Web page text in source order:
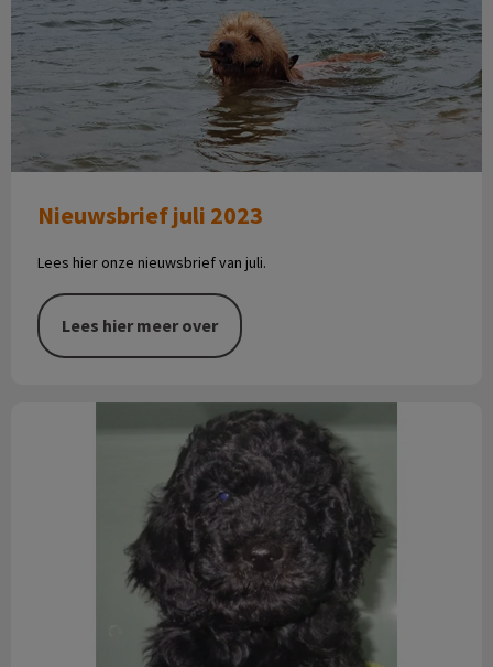
Nieuwsbrief juli 2023
Lees hier onze nieuwsbrief van juli.
Lees hier meer over